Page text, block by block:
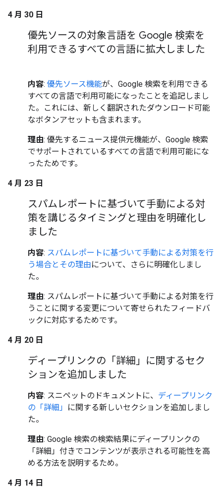
4 月 30 日
優先ソースの対象言語を Google 検索を
利用できるすべての言語に拡大しました
内容: 優先ソース機能が、Google 検索を利用できる
すべての言語で利用可能になったことを追記しまし
た。これには、新しく翻訳されたダウンロード可能
なボタンアセットも含まれます。
理由: 優先するニュース提供元機能が、Google 検索
でサポートされているすべての言語で利用可能にな
ったためです。
4 月 23 日
スパムレポートに基づいて手動による対
策を講じるタイミングと理由を明確化し
ました
内容: スパムレポートに基づいて手動による対策を行
う場合とその理由について、さらに明確化しまし
た。
理由: スパムレポートに基づいて手動による対策を行
うことに関する変更について寄せられたフィードバ
ックに対応するためです。
4 月 20 日
ディープリンクの「詳細」に関するセク
ションを追加しました
内容: スニペットのドキュメントに、 ディープリンク
の「詳細」
に関する新しいセクションを追加しまし
た。
理由: Google 検索の検索結果にディープリンクの
「詳細」付きでコンテンツが表示される可能性を高
める方法を説明するため。
4 月 14 日